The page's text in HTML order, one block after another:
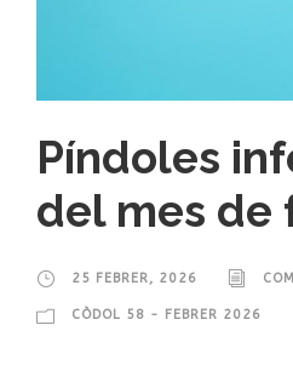
Píndoles
del mes de
25 FEBRER, 2026
CÒDOL 58 - FEBRER 2026